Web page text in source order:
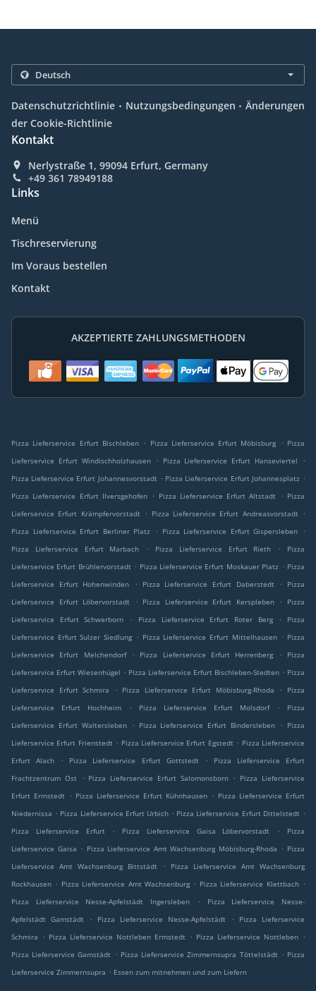
Datenschutzrichtlinie . Nutzungsbedingungen . Änderungen
der Cookie-Richtlinie
Kontakt
Nerlystraße 1, 99094 Erfurt, Germany
+49 361 78949188
Links
Menü
Tischreservierung
Im Voraus bestellen
Kontakt
AKZEPTIERTE ZAHLUNGSMETHODEN
Pizza Lieferservice Erfurt Bischleben . Pizza Lieferservice Erfurt Möbisburg . Pizza
Lieferservice Erfurt Windischholzhausen
. Pizza Lieferservice Erfurt Hanseviertel
.
Pizza Lieferservice Erfurt Johannesvorstadt . Pizza Lieferservice Erfurt Johannesplatz .
Pizza Lieferservice Erfurt Ilversgehofen . Pizza Lieferservice Erfurt Altstadt . Pizza
Lieferservice Erfurt Krämpfervorstadt . Pizza Lieferservice Erfurt Andreasvorstadt .
Pizza Lieferservice Erfurt Berliner Platz
. Pizza Lieferservice Erfurt Gispersleben
.
Pizza Lieferservice Erfurt Marbach
. Pizza Lieferservice Erfurt Rieth .
Pizza
Lieferservice Erfurt Brühlervorstadt . Pizza Lieferservice Erfurt Moskauer Platz . Pizza
Lieferservice Erfurt Hohenwinden
. Pizza Lieferservice Erfurt Daberstedt .
Pizza
Lieferservice Erfurt Löbervorstadt
. Pizza Lieferservice Erfurt Kerspleben .
Pizza
Lieferservice Erfurt Schwerborn
. Pizza Lieferservice Erfurt Roter Berg .
Pizza
Lieferservice Erfurt Sulzer Siedlung . Pizza Lieferservice Erfurt Mittelhausen . Pizza
Lieferservice Erfurt Melchendorf
. Pizza Lieferservice Erfurt Herrenberg .
Pizza
Lieferservice Erfurt Wiesenhügel . Pizza Lieferservice Erfurt Bischleben-Stedten . Pizza
Lieferservice Erfurt Schmira
. Pizza Lieferservice Erfurt Möbisburg-Rhoda .
Pizza
Lieferservice Erfurt Hochheim
. Pizza Lieferservice Erfurt Molsdorf .
Pizza
Lieferservice Erfurt Waltersleben
. Pizza Lieferservice Erfurt Bindersleben . Pizza
Lieferservice Erfurt Frienstedt . Pizza Lieferservice Erfurt Egstedt . Pizza Lieferservice
Erfurt Alach
. Pizza Lieferservice Erfurt Gottstedt .
Pizza Lieferservice Erfurt
Frachtzentrum Ost
. Pizza Lieferservice Erfurt Salomonsborn . Pizza Lieferservice
Erfurt Ermstedt . Pizza Lieferservice Erfurt Kühnhausen . Pizza Lieferservice Erfurt
Niedernissa . Pizza Lieferservice Erfurt Urbich . Pizza Lieferservice Erfurt Dittelstedt .
Pizza Lieferservice Erfurt
. Pizza Lieferservice Gaisa Löbervorstadt .
Pizza
Lieferservice Gaisa . Pizza Lieferservice Amt Wachsenburg Möbisburg-Rhoda . Pizza
Lieferservice Amt Wachsenburg Bittstädt
.
Pizza Lieferservice Amt Wachsenburg
Rockhausen . Pizza Lieferservice Amt Wachsenburg . Pizza Lieferservice Klettbach .
Pizza Lieferservice Nesse-Apfelstädt Ingersleben
.
Pizza Lieferservice Nesse-
Apfelstädt Gamstädt
. Pizza Lieferservice Nesse-Apfelstädt .
Pizza Lieferservice
Schmira
. Pizza Lieferservice Nottleben Ermstedt . Pizza Lieferservice Nottleben .
Pizza Lieferservice Gamstädt . Pizza Lieferservice Zimmernsupra Töttelstädt . Pizza
Lieferservice Zimmernsupra . Essen zum mitnehmen und zum Liefern